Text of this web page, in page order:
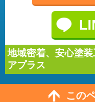
地域密着、安心塗
アプラス
この